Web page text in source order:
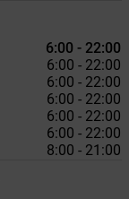
6:00 - 22:00
6:00 - 22:00
6:00 - 22:00
6:00 - 22:00
6:00 - 22:00
6:00 - 22:00
8:00 - 21:00